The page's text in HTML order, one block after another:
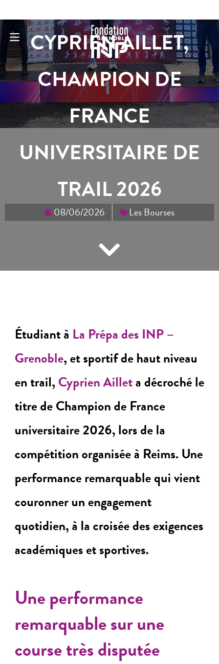
CYPRIEN AILLET,
CHAMPION DE
FRANCE
UNIVERSITAIRE DE
TRAIL 2026
08/06/2026 Les Bourses
Étudiant à La Prépa des INP –
Grenoble, et sportif de haut niveau
en trail, Cyprien Ailleta décroché le
titre de Champion de France
universitaire 2026, lors de la
compétition organisée à Reims. Une
performance remarquable qui vient
couronner un engagement
quotidien, à la croisée des exigences
académiques et sportives.
Une performance
remarquable sur une
course très disputée